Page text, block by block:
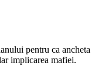
pentru ca ancheta
implicarea mafiei.